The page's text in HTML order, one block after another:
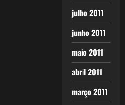
julho 2011
junho 2011
maio 2011
abril 2011
março 2011